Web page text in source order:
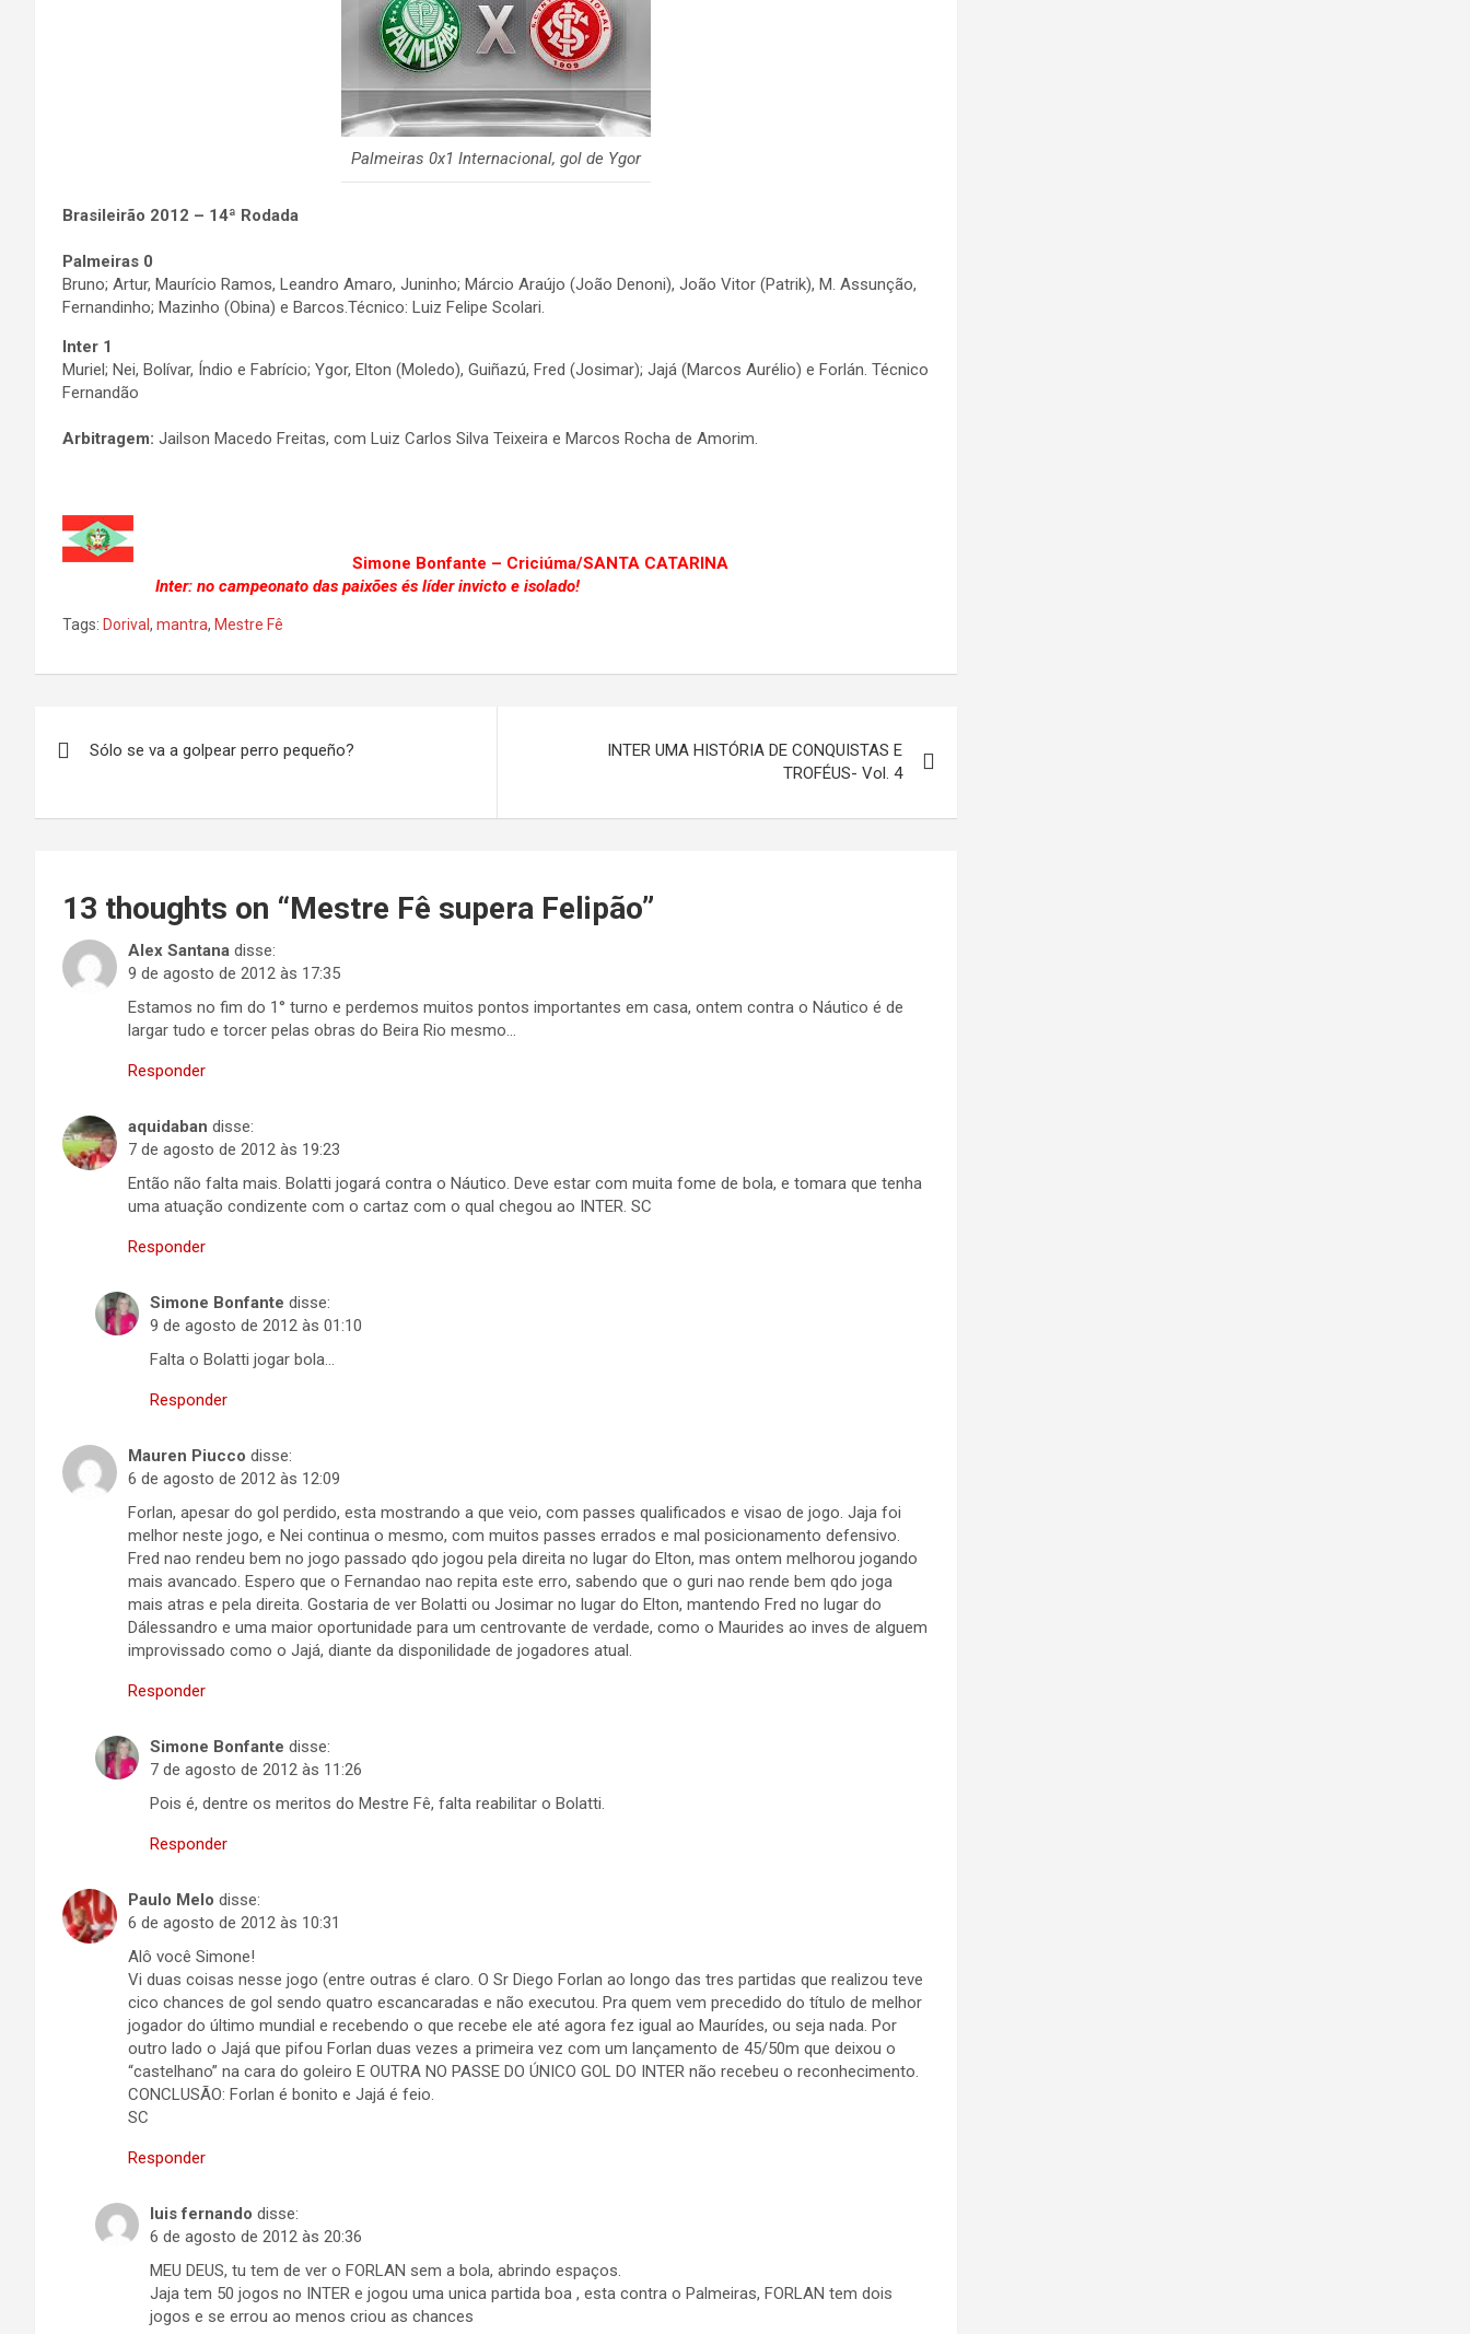
Palmeiras 0x1 Internacional, gol de Ygor
Brasileirão 2012 – 14ª Rodada
Palmeiras 0
Bruno; Artur, Maurício Ramos, Leandro Amaro, Juninho; Márcio Araújo (João Denoni), João Vitor (Patrik), M. Assunção,
Fernandinho; Mazinho (Obina) e Barcos.Técnico: Luiz Felipe Scolari.
Inter 1
Muriel; Nei, Bolívar, Índio e Fabrício; Ygor, Elton (Moledo), Guiñazú, Fred (Josimar); Jajá (Marcos Aurélio) e Forlán. Técnico
Fernandão
Arbitragem: Jailson Macedo Freitas, com Luiz Carlos Silva Teixeira e Marcos Rocha de Amorim.
Simone Bonfante – Criciúma/SANTA CATARINA
Inter: no campeonato das paixões és líder invicto e isolado!
Tags: Dorival , mantra, Mestre Fê
de
Post
Sólo se va a golpear perro pequeño?
INTER UMA HISTÓRIA DE CONQUISTAS E
TROFÉUS- Vol. 4
13 thoughts on “Mestre Fê supera Felipão”
Alex Santana disse:
9 de agosto de 2012 às 17:35
Estamos no fim do 1° turno e perdemos muitos pontos importantes em casa, ontem contra o Náutico é de
largar tudo e torcer pelas obras do Beira Rio mesmo…
Responder
aquidaban disse:
7 de agosto de 2012 às 19:23
Então não falta mais. Bolatti jogará contra o Náutico. Deve estar com muita fome de bola, e tomara que tenha
uma atuação condizente com o cartaz com o qual chegou ao INTER. SC
Responder
Simone Bonfante disse:
9 de agosto de 2012 às 01:10
Falta o Bolatti jogar bola…
Responder
Mauren Piucco disse:
6 de agosto de 2012 às 12:09
Forlan, apesar do gol perdido, esta mostrando a que veio, com passes qualificados e visao de jogo. Jaja foi
melhor neste jogo, e Nei continua o mesmo, com muitos passes errados e mal posicionamento defensivo.
Fred nao rendeu bem no jogo passado qdo jogou pela direita no lugar do Elton, mas ontem melhorou jogando
mais avancado. Espero que o Fernandao nao repita este erro, sabendo que o guri nao rende bem qdo joga
mais atras e pela direita. Gostaria de ver Bolatti ou Josimar no lugar do Elton, mantendo Fred no lugar do
Dálessandro e uma maior oportunidade para um centrovante de verdade, como o Maurides ao inves de alguem
improvissado como o Jajá, diante da disponilidade de jogadores atual.
Responder
Simone Bonfante disse:
7 de agosto de 2012 às 11:26
Pois é, dentre os meritos do Mestre Fê, falta reabilitar o Bolatti.
Responder
Paulo Melo disse:
6 de agosto de 2012 às 10:31
Alô você Simone!
Vi duas coisas nesse jogo (entre outras é claro. O Sr Diego Forlan ao longo das tres partidas que realizou teve
cico chances de gol sendo quatro escancaradas e não executou. Pra quem vem precedido do título de melhor
jogador do último mundial e recebendo o que recebe ele até agora fez igual ao Maurídes, ou seja nada. Por
outro lado o Jajá que pifou Forlan duas vezes a primeira vez com um lançamento de 45/50m que deixou o
“castelhano” na cara do goleiro E OUTRA NO PASSE DO ÚNICO GOL DO INTER não recebeu o reconhecimento.
CONCLUSÃO: Forlan é bonito e Jajá é feio.
SC
Responder
luis fernando disse:
6 de agosto de 2012 às 20:36
MEU DEUS, tu tem de ver o FORLAN sem a bola, abrindo espaços.
Jaja tem 50 jogos no INTER e jogou uma unica partida boa , esta contra o Palmeiras, FORLAN tem dois
jogos e se errou ao menos criou as chances